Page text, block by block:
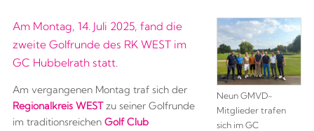
Am Montag, 14. Juli 2025, fand die
zweite Golfrunde des RK WEST im
GC Hubbelrath statt.
Am vergangenen Montag traf sich der
Regionalkreis WEST zu seiner Golfrunde
im traditionsreichen Golf Club
Neun GMVD-
Mitglieder trafen
sich im GC